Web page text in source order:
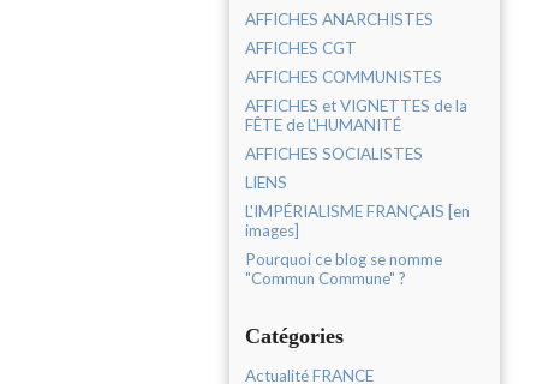
AFFICHES ANARCHISTES
AFFICHES CGT
AFFICHES COMMUNISTES
AFFICHES et VIGNETTES de la
FÊTE de L'HUMANITÉ
AFFICHES SOCIALISTES
LIENS
L'IMPÉRIALISME FRANÇAIS [en
images]
Pourquoi ce blog se nomme
"Commun Commune" ?
Catégories
Actualité FRANCE